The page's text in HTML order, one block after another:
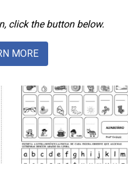
click the button below.
MORE